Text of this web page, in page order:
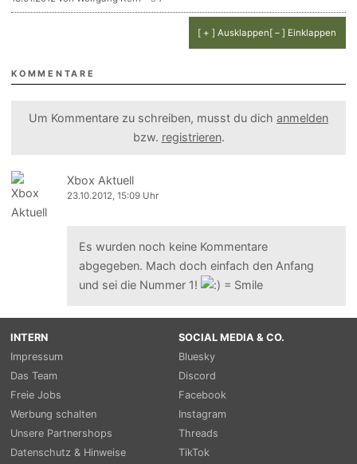
[ + ] Ausklappen[ – ] Einklappen
KOMMENTARE
Um Kommentare zu schreiben, musst du dich anmelden
bzw. registrieren.
Xbox Aktuell
23.10.2012, 15:09 Uhr
Es wurden noch keine Kommentare
abgegeben. Mach doch einfach den Anfang
und sei die Nummer 1!
INTERN
Impressum
Das Team
Freie Jobs
Werbung schalten
Unsere Partnershops
Datenschutz & Hinweise
SOCIAL MEDIA & CO.
Bluesky
Discord
Facebook
Instagram
Threads
TikTok